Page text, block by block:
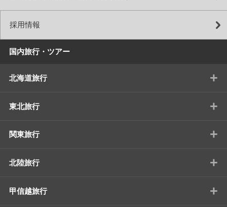
採用情報
国内旅行・ツアー
北海道旅行 +
東北旅行 +
関東旅行 +
北陸旅行 +
甲信越旅行 +